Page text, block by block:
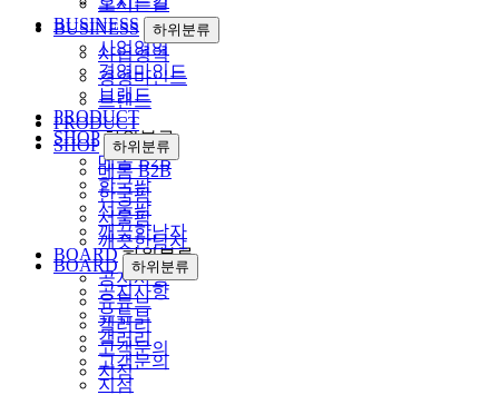
BUSINESS 하위분류
사업영역
경영마인드
브랜드
PRODUCT
SHOP 하위분류
메롬 B2B
한국팜
서울팜
깨끗한남자
BOARD 하위분류
공지사항
유튜브
갤러리
고객문의
지점
BUSINESS
하위분류
사업영역
경영마인드
브랜드
PRODUCT
SHOP
하위분류
메롬 B2B
한국팜
서울팜
깨끗한남자
BOARD
하위분류
공지사항
유튜브
갤러리
고객문의
지점